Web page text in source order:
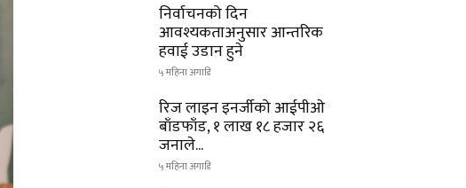
निर्वाचनको दिन
आवश्यकताअनुसार आन्तरिक
हवाई उडान हुने
५ महिना अगाडि
रिज लाइन इनर्जीको आईपीओ
बाँडफाँड, १ लाख १८ हजार २६
जनाले...
५ महिना अगाडि